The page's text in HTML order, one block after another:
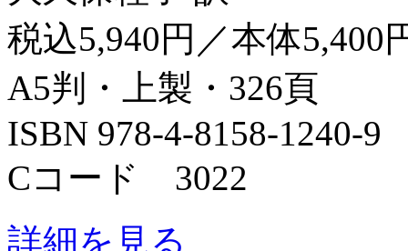
税込5,940円／本体5,400
A5判・上製・326頁
ISBN 978-4-8158-1240-9
Cコード 3022
詳細を見る